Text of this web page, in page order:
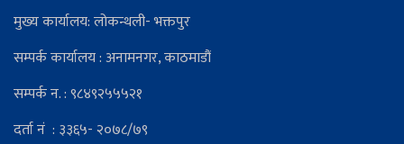
मुख्य कार्यालय: लोकन्थली- भक्तपुर
सम्पर्क कार्यालय : अनामनगर, काठमाडौं
सम्पर्क न. : ९८४९२५५५२१
दर्ता नं : ३३६५- २०७८/७९